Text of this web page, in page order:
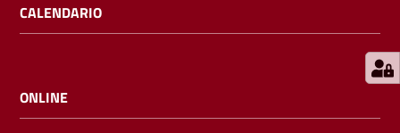
l
i
CALENDARIO
ONLINE